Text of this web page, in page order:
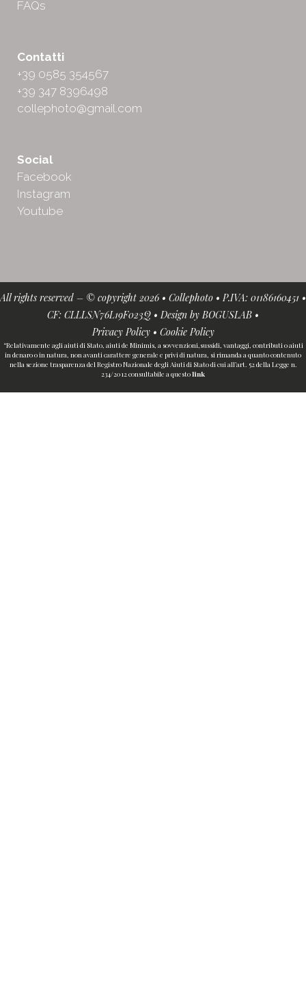
FAQs
Contatti
+39 0585 354567
+39 347 8396498
collephoto@gmail.com
Social
Facebook
Instagram
Youtube
All rights reserved – © copyright 2026 • Collephoto • P.IVA: 01186160451 •
CF: CLLLSN76L19F023Q • Design byBOGUSLAB •
Privacy Policy• Cookie Policy
“Relativamente agli aiuti di Stato, aiuti de Minimis, a sovvenzioni,sussidi, vantaggi, contributi o aiuti
in denaro o in natura, non avanti carattere generale e privi di natura, si rimanda a quanto contenuto
nella sezione trasparenza del Registro Nazionale degli Aiuti di Stato di cui all’art. 52 della Legge n.
234/2012 consultabile a questolink